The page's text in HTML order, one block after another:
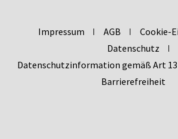
Impressum AGB
Cookie-
Datenschutz
Datenschutzinformation gemäß Art 13
Barrierefreiheit